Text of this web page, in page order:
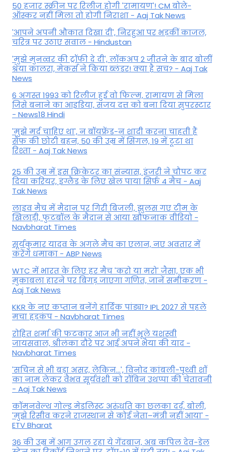
50 हजार स्क्रीन पर रिलीज होगी 'रामायण'! CM बोले-
ऑस्कर नहीं मिला तो होगी निराशा - Aaj Tak News
'आपने अपनी औकात दिखा दी', निरहुआ पर भड़कीं काजल,
चरित्र पर उठाए सवाल - Hindustan
'मुझे मुनव्वर की ट्रॉफी दे दी', लॉकअप 2 जीतने के बाद बोलीं
श्रेया कालरा, मेकर्स ने किया ब्लंडर! क्या है सच? - Aaj Tak
News
6 अगस्त 1993 को रिलीज हुई वो फिल्म, रामायण से मिला
जिसे बनाने का आइडिया, संजय दत्त को बना दिया सुपरस्टार
- News18 Hindi
'मुझे मर्द चाहिए था', न बॉयफ्रेंड-न शादी करना चाहती हैं
सैफ की छोटी बहन, 50 की उम्र में सिंगल, 19 में टूटा था
रिश्ता - Aaj Tak News
25 की उम्र में इस क्रिकेटर का संन्यास, इंजरी ने चौपट कर
दिया करियर, इंग्लैंड के लिए खेल पाया सिर्फ 4 मैच - Aaj
Tak News
लाइव मैच में मैदान पर गिरी बिजली, झुलस गए टीम के
खिलाड़ी, फुटबॉल के मैदान से आया खौफनाक वीडियो -
Navbharat Times
सूर्यकुमार यादव के अगले मैच का एलान, नए अवतार में
करेंगे धमाका - ABP News
WTC में भारत के लिए हर मैच 'करो या मरो' जैसा, एक भी
मुकाबला हारने पर बिगड़ जाएगा गण‍ित, जानें समीकरण -
Aaj Tak News
KKR के नए कप्तान बनेंगे हार्दिक पांड्या? IPL 2027 से पहले
मचा हड़कंप - Navbharat Times
रोहित शर्मा की फटकार आज भी नहीं भूले यशस्वी
जायसवाल, श्रीलंका दौरे पर आई अपने भैया की याद -
Navbharat Times
'सचिन से भी बड़ा असर, लेकिन...', व‍िनोद कांबली-पृथ्वी शॉ
का नाम लेकर वैभव सूर्यवंशी को रॉबिन उथप्पा की चेतावनी
- Aaj Tak News
कॉमनवेल्थ गोल्ड मे​डलिस्ट अरुंधति का छलका दर्द, बोली,
'मुझे रिसीव करने राजस्थान से कोई नेता–मंत्री नहीं आया' -
ETV Bharat
36 की उम्र में आग उगल रहा ये गेंदबाज, अब कपिल देव-डेल